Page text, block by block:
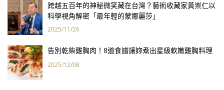
跨越五百年的神秘微笑藏在台灣？藝術收藏家黃崇仁以
科學視角解密「最年輕的蒙娜麗莎」
2025/11/26
告別乾柴雞胸肉！8道食譜讓妳煮出星級軟嫩雞胸料理
2025/12/08